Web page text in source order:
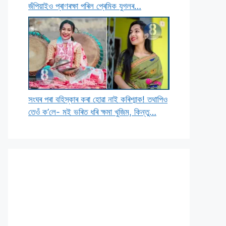
জঁপিয়াইও প্ৰাণৰক্ষা পৰিল প্ৰেমিক যুগলৰ…
সংঘৰ পৰা বহিস্কাৰ কৰা হোৱা নাই কৰিশ্মাক! তথাপিও
তেওঁ ক’লে- মই ভৰিত ধৰি ক্ষমা খুজিম, কিন্তু…